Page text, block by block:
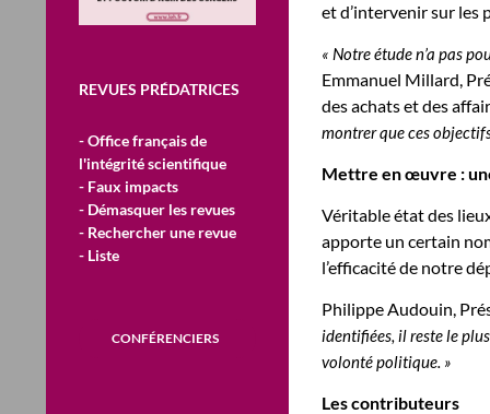
et d’intervenir sur les
« Notre étude n’a pas
Emmanuel Millard,
des achats et des
montrer que ces
Mettre en œuvre :
Véritable état des
apporte un certain
l’efficacité de notre
Philippe Audouin,
identifiées, il reste le
volonté politique. »
Les contributeurs
REVUES PRÉDATRICES
- Office français de
l'intégrité scientifique
- Faux impacts
- Démasquer les revues
- Rechercher une revue
- Liste
CONFÉRENCIERS